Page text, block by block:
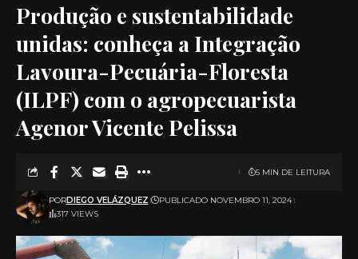
Produção e sustentabilidade
unidas: conheça a Integração
Lavoura-Pecuária-Floresta
(ILPF) com o agropecuarista
Agenor Vicente Pelissa
PORDIEGO VELÁZQUEZ
PUBLICADO NOVEMBRO 11, 2024
317 VIEWS
5 MIN DE LEITURA